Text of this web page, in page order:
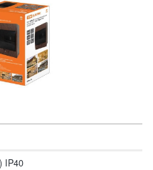
IP40